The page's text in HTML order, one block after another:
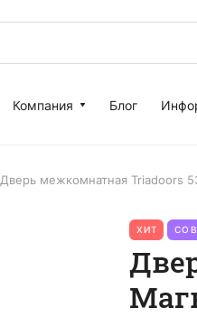
Компания Блог
Дверь межкомнатная Triadoors
ХИТ